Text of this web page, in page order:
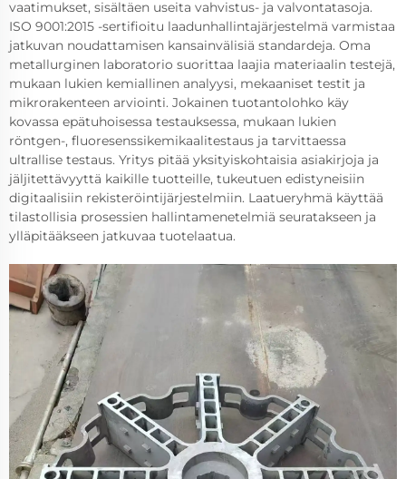
vaatimukset, sisältäen useita vahvistus- ja valvontatasoja.
ISO 9001:2015 -sertifioitu laadunhallintajärjestelmä varmistaa
jatkuvan noudattamisen kansainvälisiä standardeja. Oma
metallurginen laboratorio suorittaa laajia materiaalin testejä,
mukaan lukien kemiallinen analyysi, mekaaniset testit ja
mikrorakenteen arviointi. Jokainen tuotantolohko käy
kovassa epätuhoisessa testauksessa, mukaan lukien
röntgen-, fluoresenssikemikaalitestaus ja tarvittaessa
ultrallise testaus. Yritys pitää yksityiskohtaisia asiakirjoja ja
jäljitettävyyttä kaikille tuotteille, tukeutuen edistyneisiin
digitaalisiin rekisteröintijärjestelmiin. Laatueryhmä käyttää
tilastollisia prosessien hallintamenetelmiä seuratakseen ja
ylläpitääkseen jatkuvaa tuotelaatua.